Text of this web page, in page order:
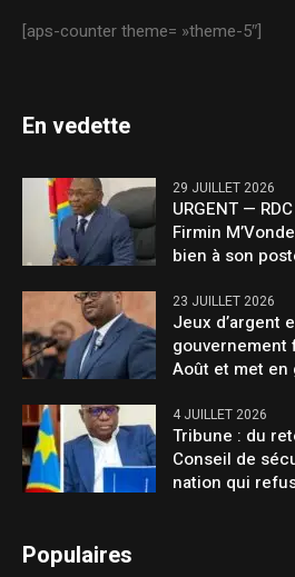
[aps-counter theme= »theme-5″]
En vedette
29 JUILLET 2026
URGENT —
Firmin
bien à son
23 JUILLET 2026
Jeux d’argent
gouvernement
Août et met en
4 JUILLET 2026
Tribune : du
Conseil de
nation qui
Populaires